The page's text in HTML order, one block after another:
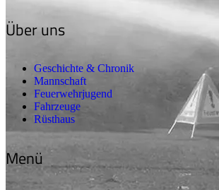
Über uns
Geschichte & Chronik
Mannschaft
Feuerwehrjugend
Fahrzeuge
Rüsthaus
Menü